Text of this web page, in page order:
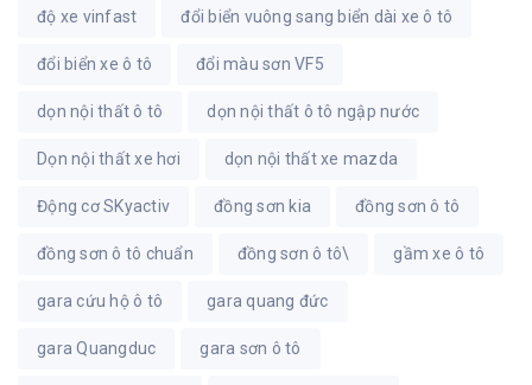
độ xe vinfast đổi biển vuông sang biển dài xe ô tô
đổi biển xe ô tô đổi màu sơn VF5
dọn nội thất ô tô dọn nội thất ô tô ngập nước
Dọn nội thất xe hơi dọn nội thất xe mazda
Động cơ SKyactiv đồng sơn kia đồng sơn ô tô
đồng sơn ô tô chuẩn đồng sơn ô tô\ gầm xe ô tô
gara cứu hộ ô tô gara quang đức
gara Quangduc gara sơn ô tô